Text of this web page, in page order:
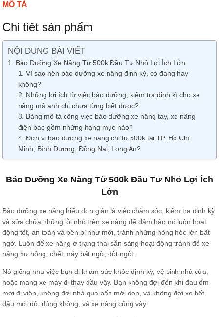
MÔ TẢ
Chi tiết sản phẩm
NỘI DUNG BÀI VIẾT
Bảo Dưỡng Xe Nâng Từ 500k Đầu Tư Nhỏ Lợi Ích Lớn
Vì sao nên bảo dưỡng xe nâng định kỳ, có đáng hay
không?
Những lợi ích từ việc bảo dưỡng, kiểm tra định kì cho xe
nâng mà anh chị chưa từng biết được?
Bảng mô tả công việc bảo dưỡng xe nâng tay, xe nâng
điện bao gồm những hạng mục nào?
Đơn vị bảo dưỡng xe nâng chỉ từ 500k tại TP. Hồ Chí
Minh, Bình Dương, Đồng Nai, Long An?
Bảo Dưỡng Xe Nâng Từ 500k Đầu Tư Nhỏ Lợi Ích
Lớn
Bảo dưỡng xe nâng hiểu đơn giản là việc chăm sóc, kiểm tra định kỳ
và sửa chữa những lỗi nhỏ trên xe nâng để đảm bảo nó luôn hoạt
động tốt, an toàn và bền bỉ như mới, tránh những hỏng hóc lớn bất
ngờ. Luôn để xe nâng ở trạng thái sẵn sàng hoạt động tránh để xe
nâng hư hỏng, chết máy bất ngờ, đột ngột.
Nó giống như việc bạn đi khám sức khỏe định kỳ, vệ sinh nhà cửa,
hoặc mang xe máy đi thay dầu vậy. Bạn không đợi đến khi đau ốm
mới đi viện, không đợi nhà quá bẩn mới dọn, và không đợi xe hết
dầu mới đổ, đúng không, và xe nâng cũng vậy.